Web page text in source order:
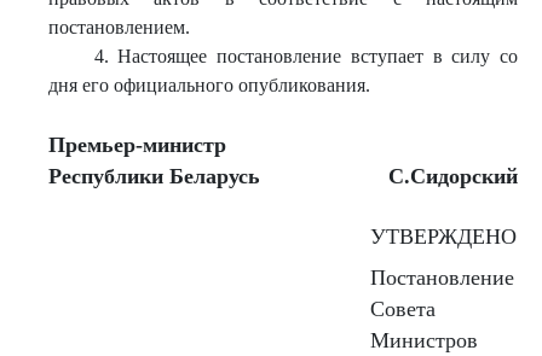
постановлением.
4. Настоящее постановление вступает в силу со
дня его официального опубликования.
Премьер-министр
Республики Беларусь С.Сидорский
УТВЕРЖДЕНО
Постановление
Совета
Министров